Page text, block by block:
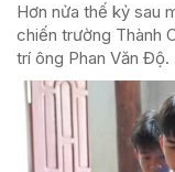
Hơn nửa thế kỷ sau
chiến trường Thành
trí ông Phan Văn Độ.